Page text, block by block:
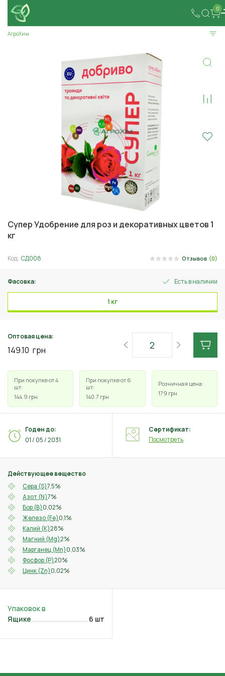
0
АгроХим
Супер Удобрение для роз и декоративных цветов 1
кг
Код: СД008 Отзывов (0)
Фасовка: Есть в наличии
1 кг
Оптовая цена:
149.10 грн
При покупке от 4
шт:
144.9 грн
При покупке от 6
шт:
140.7 грн
Розничная цена:
179 грн
Действующее вещество
Сера (S)7,5%
Азот (N)7%
Бор (B) 0,02%
Железо (Fe) 0,1%
Калий (K)28%
Магний (Mg)2%
Марганец (Mn) 0,03%
Фосфор (P)20%
Цинк (Zn) 0,02%
Годен до:
01 / 05 / 2031
Сертификат:
Посмотреть
Ящике 6 шт